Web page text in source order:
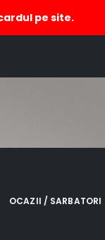
pe site.
OCAZII / SARBATORI